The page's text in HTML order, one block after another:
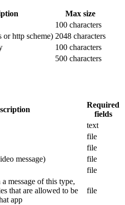
Max size
100 characters
http scheme) 2048 characters
100 characters
500 characters
Required
fields
text
file
file
message)
file
file
a message of this type,
that are allowed to be
app
file